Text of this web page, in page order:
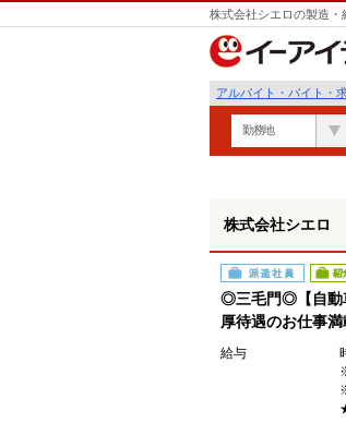
株式会社シエロの製造
アルバイト・バイト・
勤務地
株式会社シエロ
派遣社員 紹介
◎三毛門◎【自動
厚待遇のお仕事満
給与